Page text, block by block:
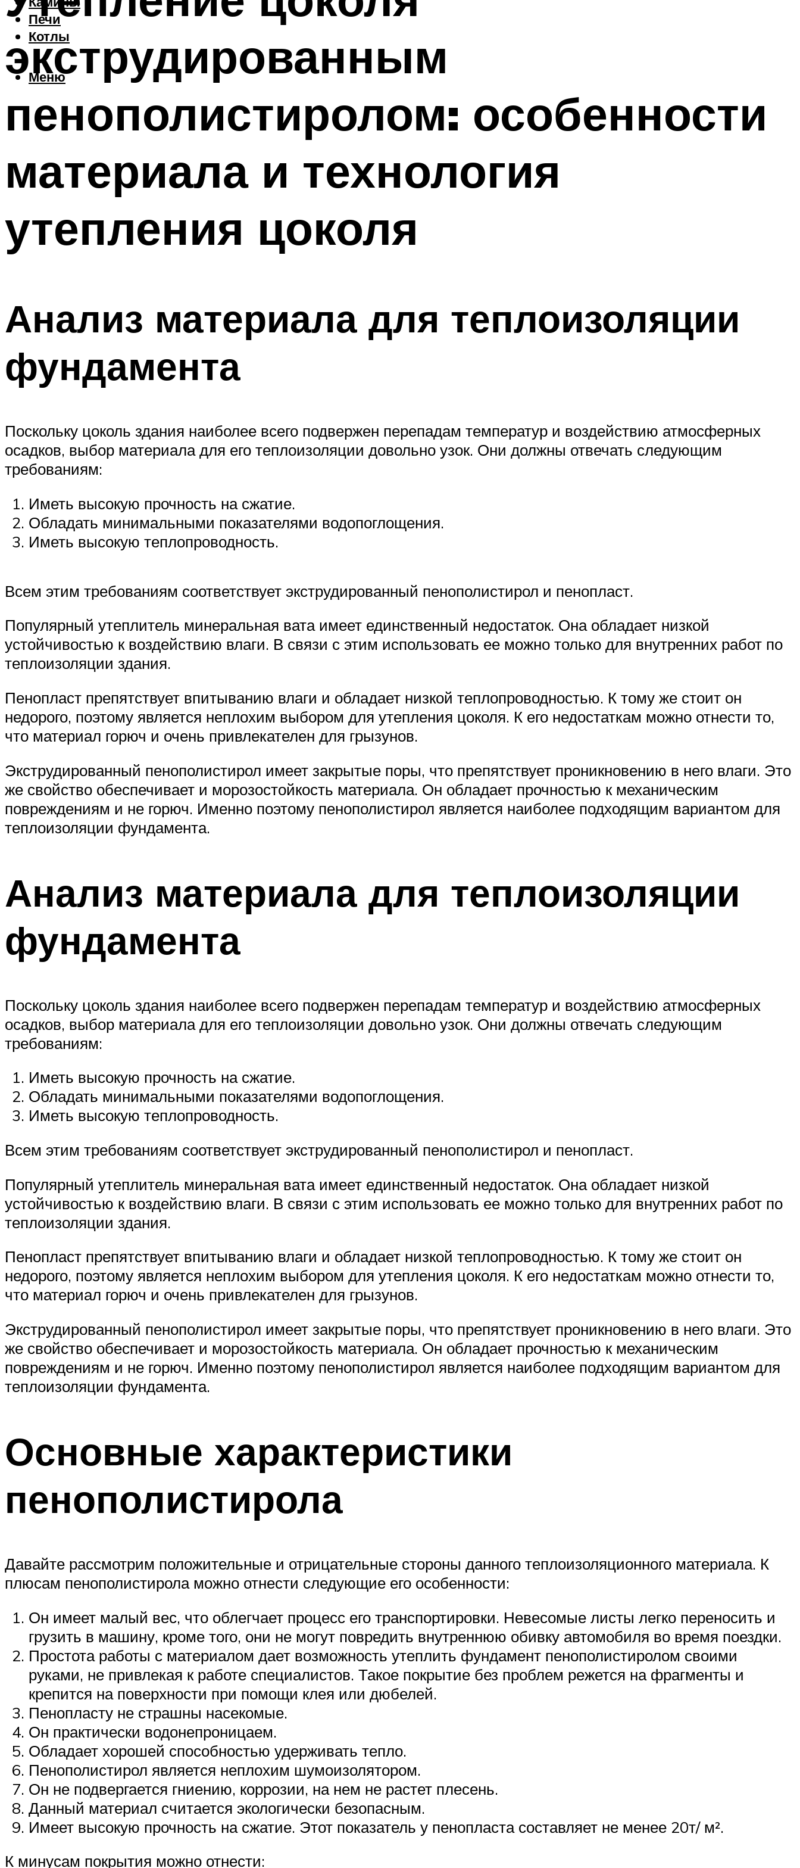
Печи
Котлы
Меню
экструдированным
пенополистиролом: особенности
материала и технология
утепления цоколя
Анализ материала для теплоизоляции
фундамента
Поскольку цоколь здания наиболее всего подвержен перепадам температур и воздействию атмосферных
осадков, выбор материала для его теплоизоляции довольно узок. Они должны отвечать следующим
требованиям:
Иметь высокую прочность на сжатие.
Обладать минимальными показателями водопоглощения.
Иметь высокую теплопроводность.
Всем этим требованиям соответствует экструдированный пенополистирол и пенопласт.
Популярный утеплитель минеральная вата имеет единственный недостаток. Она обладает низкой
устойчивостью к воздействию влаги. В связи с этим использовать ее можно только для внутренних работ по
теплоизоляции здания.
Пенопласт препятствует впитыванию влаги и обладает низкой теплопроводностью. К тому же стоит он
недорого, поэтому является неплохим выбором для утепления цоколя. К его недостаткам можно отнести то,
что материал горюч и очень привлекателен для грызунов.
Экструдированный пенополистирол имеет закрытые поры, что препятствует проникновению в него влаги. Это
же свойство обеспечивает и морозостойкость материала. Он обладает прочностью к механическим
повреждениям и не горюч. Именно поэтому пенополистирол является наиболее подходящим вариантом для
теплоизоляции фундамента.
Анализ материала для теплоизоляции
фундамента
Поскольку цоколь здания наиболее всего подвержен перепадам температур и воздействию атмосферных
осадков, выбор материала для его теплоизоляции довольно узок. Они должны отвечать следующим
требованиям:
Иметь высокую прочность на сжатие.
Обладать минимальными показателями водопоглощения.
Иметь высокую теплопроводность.
Всем этим требованиям соответствует экструдированный пенополистирол и пенопласт.
Популярный утеплитель минеральная вата имеет единственный недостаток. Она обладает низкой
устойчивостью к воздействию влаги. В связи с этим использовать ее можно только для внутренних работ по
теплоизоляции здания.
Пенопласт препятствует впитыванию влаги и обладает низкой теплопроводностью. К тому же стоит он
недорого, поэтому является неплохим выбором для утепления цоколя. К его недостаткам можно отнести то,
что материал горюч и очень привлекателен для грызунов.
Экструдированный пенополистирол имеет закрытые поры, что препятствует проникновению в него влаги. Это
же свойство обеспечивает и морозостойкость материала. Он обладает прочностью к механическим
повреждениям и не горюч. Именно поэтому пенополистирол является наиболее подходящим вариантом для
теплоизоляции фундамента.
Основные характеристики
пенополистирола
Давайте рассмотрим положительные и отрицательные стороны данного теплоизоляционного материала. К
плюсам пенополистирола можно отнести следующие его особенности:
Он имеет малый вес, что облегчает процесс его транспортировки. Невесомые листы легко переносить и
грузить в машину, кроме того, они не могут повредить внутреннюю обивку автомобиля во время поездки.
Простота работы с материалом дает возможность утеплить фундамент пенополистиролом своими
руками, не привлекая к работе специалистов. Такое покрытие без проблем режется на фрагменты и
крепится на поверхности при помощи клея или дюбелей.
Пенопласту не страшны насекомые.
Он практически водонепроницаем.
Обладает хорошей способностью удерживать тепло.
Пенополистирол является неплохим шумоизолятором.
Он не подвергается гниению, коррозии, на нем не растет плесень.
Данный материал считается экологически безопасным.
Имеет высокую прочность на сжатие. Этот показатель у пенопласта составляет не менее 20т/ м².
К минусам покрытия можно отнести: